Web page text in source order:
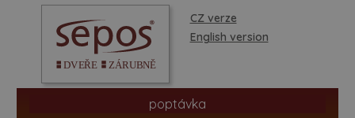
CZ verze
English version
poptávka